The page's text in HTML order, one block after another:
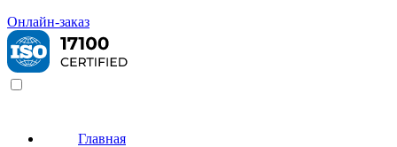
Онлайн-заказ
Главная